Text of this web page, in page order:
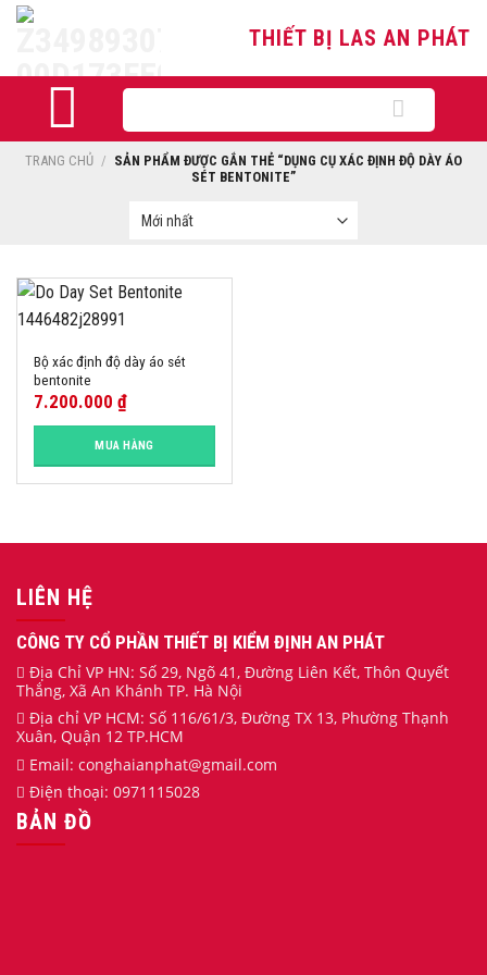
Skip
THIẾT BỊ LAS AN PHÁT
kiếm:
TRANG CHỦ / SẢN PHẨM ĐƯỢC GẮN THẺ “DỤNG CỤ XÁC ĐỊNH ĐỘ DÀY ÁO
SÉT BENTONITE”
Bộ xác định độ dày áo sét
bentonite
7.200.000 ₫
MUA HÀNG
LIÊN HỆ
CÔNG TY CỔ PHẦN THIẾT BỊ KIỂM ĐỊNH AN PHÁT
Địa Chỉ VP HN: Số 29, Ngõ 41, Đường Liên Kết, Thôn Quyết
Thắng, Xã An Khánh TP. Hà Nội
Địa chỉ VP HCM: Số 116/61/3, Đường TX 13, Phường Thạnh
Xuân, Quận 12 TP.HCM
Email: conghaianphat@gmail.com
Điện thoại: 0971115028
BẢN ĐỒ